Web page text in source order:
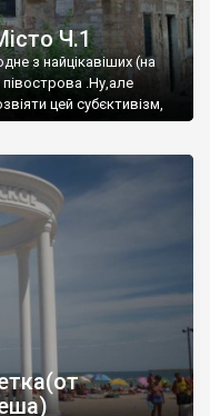
Ч.1
з найцікавіших (на
.Ну,але
цей субєктивізм,